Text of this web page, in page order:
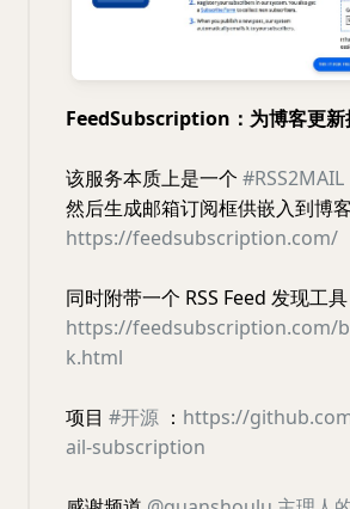
FeedSubscription：为博客更新
该服务本质上是一个 #RSS2MAIL
然后生成邮箱订阅框供嵌入到博
https://feedsubscription.com/
同时附带一个 RSS Feed 发现工具
https://feedsubscription.com/
k.html
项目 #开源 ： https://
ail-subscription